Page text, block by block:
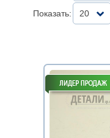
Показать: 20